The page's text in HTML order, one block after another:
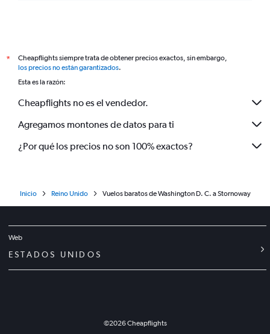
*
Cheapflights siempre trata de obtener precios exactos, sin embargo,
los precios no están garantizados.
Esta es la razón:
Cheapflights no es el vendedor.
Agregamos montones de datos para ti
¿Por qué los precios no son 100% exactos?
Inicio Reino Unido Vuelos baratos de Washington D. C. a Stornoway
Web
ESTADOS UNIDOS
©2026Cheapflights